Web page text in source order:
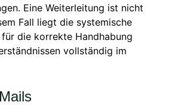
Eine Weiterleitung ist nicht
Fall liegt die systemische
die korrekte Handhabung
vollständig im